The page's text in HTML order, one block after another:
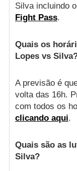
Silva incluindo
Fight Pass.
Quais os
Lopes vs
A previsão é
volta das 16h.
com todos os
clicando aqui.
Quais são as
Silva?